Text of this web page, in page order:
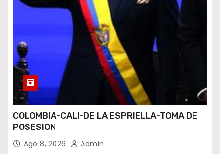
COLOMBIA-CALI-DE LA ESPRIELLA-TOMA DE
POSESION
Ago 8, 2026 Admin